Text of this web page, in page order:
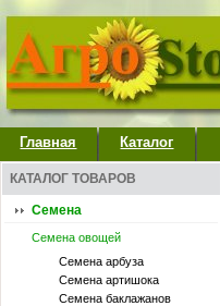
Главная Каталог
КАТАЛОГ ТОВАРОВ
Семена
Семена овощей
Семена арбуза
Семена артишока
Семена баклажанов